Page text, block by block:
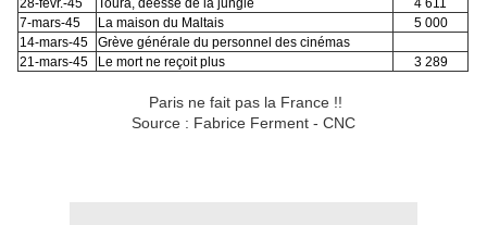
28-févr.-45
Toura, déesse de la jungle
4 611
7-mars-45
La maison du Maltais
5 000
14-mars-45
Grève générale du personnel des cinémas
21-mars-45
Le mort ne reçoit plus 3 289
Paris ne fait pas la France !!
Source : Fabrice Ferment - CNC